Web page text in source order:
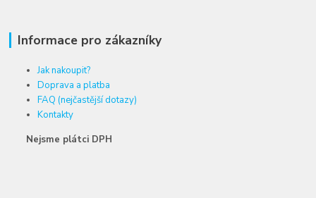
Informace pro zákazníky
Jak nakoupit?
Doprava a platba
FAQ (nejčastější dotazy)
Kontakty
Nejsme plátci DPH